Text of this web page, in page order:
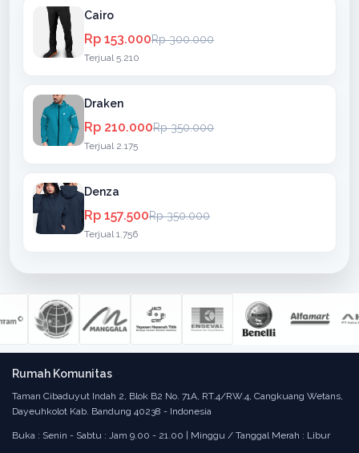
Cairo
Rp 153.000Rp 300.000
Terjual 5.210
Draken
Rp 210.000Rp 350.000
Terjual 2.175
Denza
Rp 157.500Rp 350.000
Terjual 1.756
Rumah Komunitas
Taman Cibaduyut Indah 2, Blok B2 No. 71A, RT.4/RW.4, Cangkuang Wetans,
Dayeuhkolot Kab. Bandung 40238 - Indonesia
Buka : Senin - Sabtu : Jam 9.00 - 21.00 | Minggu / Tanggal Merah : Libur